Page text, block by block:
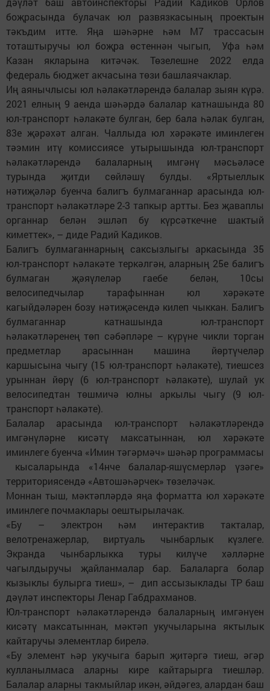
боҗрасында булачак юл развязкасының проектын
тәкъдим итте. Яңа шәһәрне һәм М7 трассасын
тоташтыручы юл боҗра өстеннән чыгып, Уфа һәм
Казан якларына китәчәк. Төзелешне 2022 елда
федераль бюджет акчасына төзи башлаячаклар.
Иң аянычлысы юл һәлакәтләрендә балалар зыян күрә.
2021 елның 9 аенда шәһәрдә балалар катнашында 80
юл-транспорт һәлакәте булган, бер бала һәлак булган,
83е җәрәхәт алган. Чаллыда юл хәрәкәте иминлеген
тәэмин итү комиссиясе утырышында юл-транспорт
һәлакәтләрендә балаларның имгәнү мәсьәләсе
турында җитди сөйләшү булды. «Яртыеллык
нәтиҗәләр буенча балигъ булмаганнар арасында юл-
транспорт һәлакәтләре 2-3 тапкыр артты. Без җаваплы
органнар белән эшләп бу күрсәткечне шактый
киметтек», – диде Радий Кадиков.
Балигъ булмаганнарның саксызлыгы аркасында 35
юл-транспорт һәлакәте теркәлгән, аларның 25е балигъ
булмаган җәяүлеләр гаебе белән, 10сы
велосипедчылар тарафыннан юл хәрәкәте
кагыйдәләрен бозу нәтиҗәсендә килеп чыккан. Балигъ
булмаганнар катнашында юл-транспорт
һәлакәтләренең төп сәбәпләре – күрүне чикли торган
предметлар арасыннан машина йөртүчеләр
каршысына чыгу (15 юл-транспорт һәлакәте), тиешсез
урыннан йөрү (6 юл-транспорт һәлакәте), шулай ук
велосипедтан төшмичә юлны аркылы чыгу (9 юл-
транспорт һәлакәте).
Балалар арасында юл-транспорт һәлакәтләрендә
имгәнүләрне кисәтү максатыннан, юл хәрәкәте
иминлеге буенча «Имин тәгәрмәч» шәһәр программасы
кысаларында «14нче балалар-яшүсмерләр үзәге»
территориясендә «Автошәһәрчек» төзеләчәк.
Моннан тыш, мәктәпләрдә яңа форматта юл хәрәкәте
иминлеге почмаклары оештырылачак.
«Бу – электрон һәм интерактив такталар,
велотренажерлар, виртуаль чынбарлык күзлеге.
Экранда чынбарлыкка туры килүче хәлләрне
чагылдыручы җайланмалар бар. Балаларга болар
кызыклы булырга тиеш», – дип ассызыклады ТР баш
дәүләт инспекторы Ленар Габдрахманов.
Юл-транспорт һәлакәтләрендә балаларның имгәнүен
кисәтү максатыннан, мәктәп укучыларына яктылык
кайтаручы элементлар бирелә.
«Бу элемент һәр укучыга барып җитәргә тиеш, әгәр
кулланылмаса аларны кире кайтарырга тиешләр.
Балалар аларны такмыйлар икән, әйдәгез, алардан баш